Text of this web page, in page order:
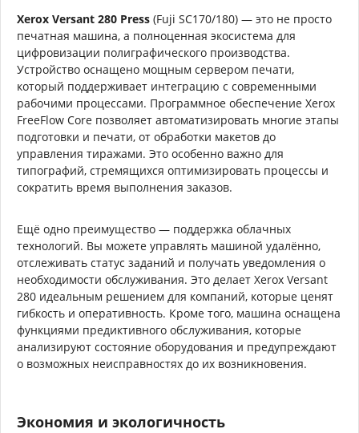
Xerox Versant 280 Press (Fuji SC170/180) — это не просто
печатная машина, а полноценная экосистема для
цифровизации полиграфического производства.
Устройство оснащено мощным сервером печати,
который поддерживает интеграцию с современными
рабочими процессами. Программное обеспечение Xerox
FreeFlow Core позволяет автоматизировать многие этапы
подготовки и печати, от обработки макетов до
управления тиражами. Это особенно важно для
типографий, стремящихся оптимизировать процессы и
сократить время выполнения заказов.
Ещё одно преимущество — поддержка облачных
технологий. Вы можете управлять машиной удалённо,
отслеживать статус заданий и получать уведомления о
необходимости обслуживания. Это делает Xerox Versant
280 идеальным решением для компаний, которые ценят
гибкость и оперативность. Кроме того, машина оснащена
функциями предиктивного обслуживания, которые
анализируют состояние оборудования и предупреждают
о возможных неисправностях до их возникновения.
Экономия и экологичность